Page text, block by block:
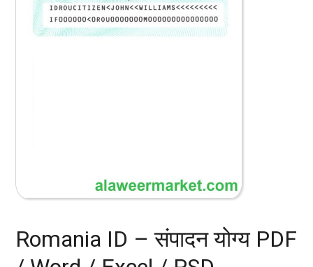
Romania ID – संपादन योग्य PDF